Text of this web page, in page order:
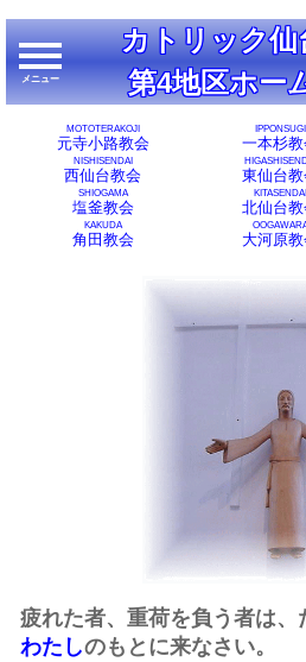
カトリック仙
第4地区ホー
メニュー
メニュー
元寺小路教会
MOTOTERAKOJI
一本杉
IPPONSUGI
西仙台教会
NISHISENDAI
東仙台
塩釜教会
SHIOGAMA
北仙台
KITASENDAI
角田教会
KAKUDA
大河原
疲れた者、重荷を負う者は、
わたしのもとに来なさい。